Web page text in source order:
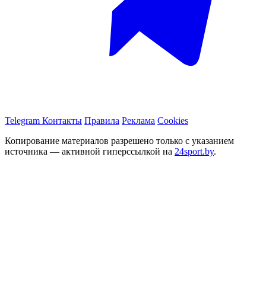
Telegram Контакты Правила Реклама Cookies
Копирование материалов разрешено только с указанием
источника — активной гиперссылкой на 24sport.by.